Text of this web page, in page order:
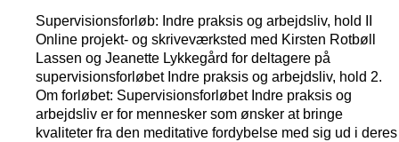
Supervisionsforløb: Indre praksis og arbejdsliv, hold II
Online projekt- og skriveværksted med Kirsten Rotbøll
Lassen og Jeanette Lykkegård for deltagere på
supervisionsforløbet Indre praksis og arbejdsliv, hold 2.
Om forløbet: Supervisionsforløbet Indre praksis og
arbejdsliv er for mennesker som ønsker at bringe
kvaliteter fra den meditative fordybelse med sig ud i deres